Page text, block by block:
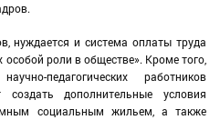
нуждается и система оплаты труда
роли в обществе». Кроме того,
педагогических работников
дополнительные условия
социальным жильем, а также